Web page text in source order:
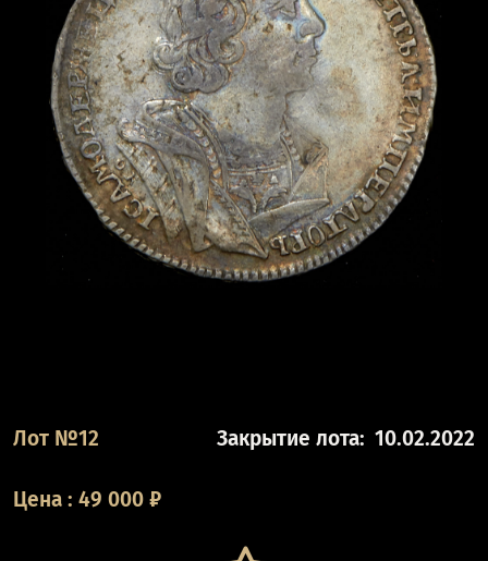
Лот №12 Закрытие лота: 10.02.2022
Цена : 49 000 ₽